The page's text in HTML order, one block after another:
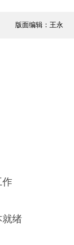
版面编辑：王永
作
就绪